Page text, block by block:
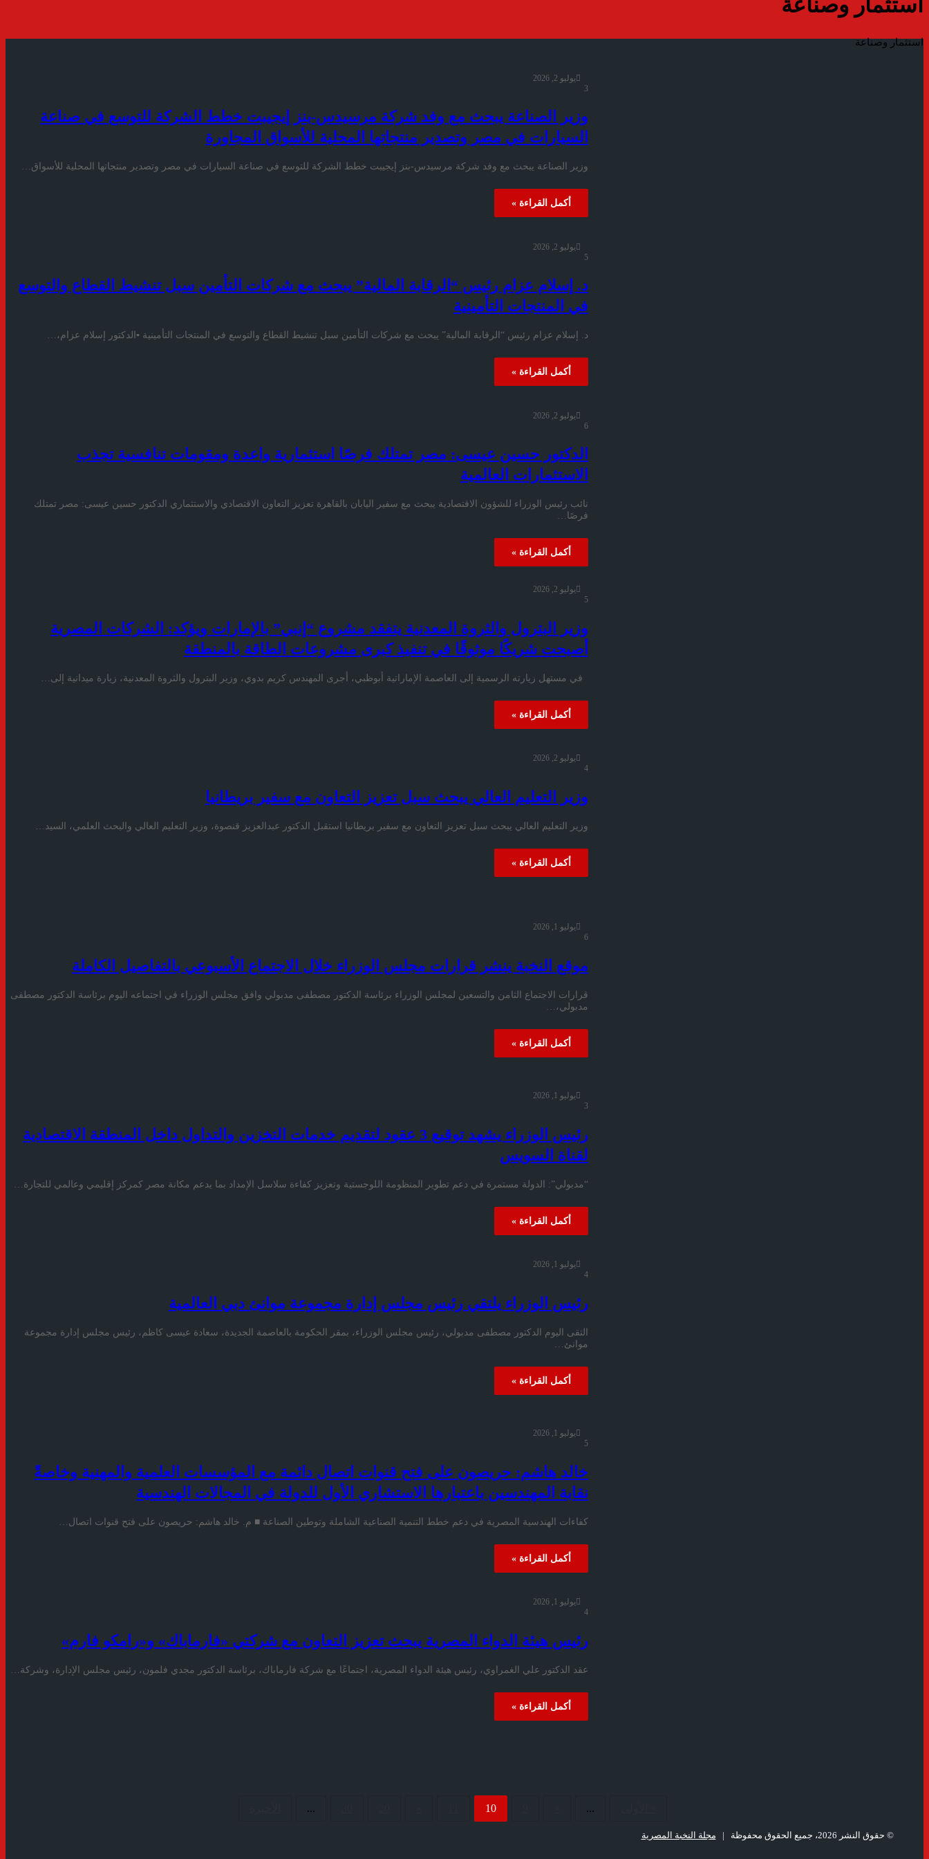
استثمار وصناعة
استثمار وصناعة
يوليو 2, 2026
3
وزير الصناعة يبحث مع وفد شركة مرسيدس-بنز إيجيبت خطط الشركة للتوسع في صناعة
السيارات في مصر وتصدير منتجاتها المحلية للأسواق المجاورة
وزير الصناعة يبحث مع وفد شركة مرسيدس-بنز إيجيبت خطط الشركة للتوسع في صناعة السيارات في مصر وتصدير منتجاتها المحلية للأسواق…
أكمل القراءة »
يوليو 2, 2026
5
د. إسلام عزام رئيس “الرقابة المالية” يبحث مع شركات التأمين سبل تنشيط القطاع والتوسع
في المنتجات التأمينية
د. إسلام عزام رئيس “الرقابة المالية” يبحث مع شركات التأمين سبل تنشيط القطاع والتوسع في المنتجات التأمينية ▪︎الدكتور إسلام عزام،…
أكمل القراءة »
يوليو 2, 2026
6
الدكتور حسين عيسى: مصر تمتلك فرصًا استثمارية واعدة ومقومات تنافسية تجذب
الاستثمارات العالمية
نائب رئيس الوزراء للشؤون الاقتصادية يبحث مع سفير اليابان بالقاهرة تعزيز التعاون الاقتصادي والاستثماري الدكتور حسين عيسى: مصر تمتلك
فرصًا…
أكمل القراءة »
يوليو 2, 2026
5
وزير البترول والثروة المعدنية يتفقد مشروع “إنبي” بالإمارات ويؤكد: الشركات المصرية
أصبحت شريكًا موثوقًا في تنفيذ كبرى مشروعات الطاقة بالمنطقة
في مستهل زيارته الرسمية إلى العاصمة الإماراتية أبوظبي، أجرى المهندس كريم بدوي، وزير البترول والثروة المعدنية، زيارة ميدانية إلى…
أكمل القراءة »
يوليو 2, 2026
4
وزير التعليم العالي يبحث سبل تعزيز التعاون مع سفير بريطانيا
وزير التعليم العالي يبحث سبل تعزيز التعاون مع سفير بريطانيا استقبل الدكتور عبدالعزيز قنصوة، وزير التعليم العالي والبحث العلمي، السيد…
أكمل القراءة »
يوليو 1, 2026
6
موقع النخبة ينشر قرارات مجلس الوزراء خلال الاجتماع الأسبوعي بالتفاصيل الكاملة
قرارات الاجتماع الثامن والتسعين لمجلس الوزراء برئاسة الدكتور مصطفى مدبولي وافق مجلس الوزراء في اجتماعه اليوم برئاسة الدكتور مصطفى
مدبولي،…
أكمل القراءة »
يوليو 1, 2026
3
رئيس الوزراء يشهد توقيع 3 عقود لتقديم خدمات التخزين والتداول داخل المنطقة الاقتصادية
لقناة السويس
“مدبولي”: الدولة مستمرة في دعم تطوير المنظومة اللوجستية وتعزيز كفاءة سلاسل الإمداد بما يدعم مكانة مصر كمركز إقليمي وعالمي للتجارة…
أكمل القراءة »
يوليو 1, 2026
4
رئيس الوزراء يلتقي رئيس مجلس إدارة مجموعة موانئ دبي العالمية
التقى اليوم الدكتور مصطفى مدبولي، رئيس مجلس الوزراء، بمقر الحكومة بالعاصمة الجديدة، سعادة عيسى كاظم، رئيس مجلس إدارة مجموعة
موانئ…
أكمل القراءة »
يوليو 1, 2026
5
خالد هاشم: حريصون على فتح قنوات اتصال دائمة مع المؤسسات العلمية والمهنية وخاصةً
نقابة المهندسين باعتبارها الاستشاري الأول للدولة في المجالات الهندسية
كفاءات الهندسية المصرية في دعم خطط التنمية الصناعية الشاملة وتوطين الصناعة ■ م. خالد هاشم: حريصون على فتح قنوات اتصال…
أكمل القراءة »
يوليو 1, 2026
4
رئيس هيئة الدواء المصرية يبحث تعزيز التعاون مع شركتي «فارماباك» و«رامكو فارم»
عقد الدكتور علي الغمراوي، رئيس هيئة الدواء المصرية، اجتماعًا مع شركة فارماباك، برئاسة الدكتور مجدي فلمون، رئيس مجلس الإدارة، وشركة…
أكمل القراءة »
...
10
...
© حقوق النشر 2026، جميع الحقوق محفوظة | مجلة النخبة المصرية